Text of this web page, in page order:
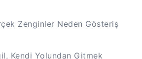
Zenginler Neden Gösteriş
Kendi Yolundan Gitmek